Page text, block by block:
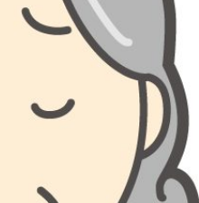
健康について
夏の頭痛におすすめのドリ
ンク！